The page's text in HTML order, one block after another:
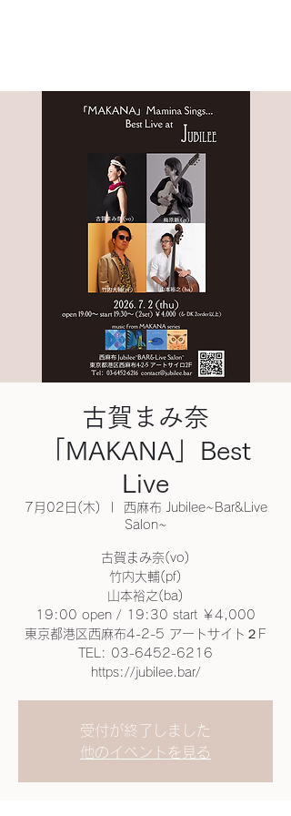
古賀まみ奈
「MAKANA」Best
Live
7月02日(木)
西麻布 Jubilee~Bar&Live
Salon~
古賀まみ奈(vo)
竹内大輔(pf)
山本裕之(ba)
19:00 open / 19:30 start ￥4,000
東京都港区西麻布4-2-5 アートサイト２F
TEL: 03-6452-6216
https://jubilee.bar/
受付が終了しました
他のイベントを見る